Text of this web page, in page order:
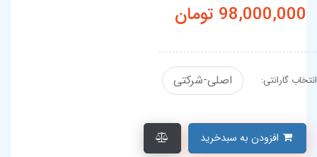
98,000,000 تومان
انتخاب گارانتی: اصلی-شرکتی